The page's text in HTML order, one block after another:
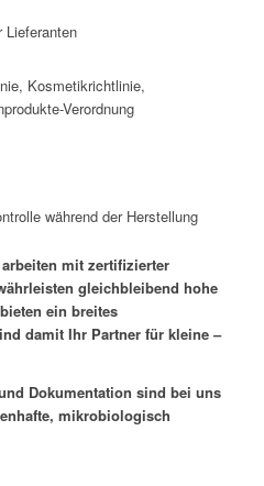
Lieferanten
Kosmetikrichtlinie,
Verordnung
während der Herstellung
mit zertifizierter
gleichbleibend hohe
ein breites
damit Ihr Partner für kleine –
Dokumentation sind bei uns
mikrobiologisch